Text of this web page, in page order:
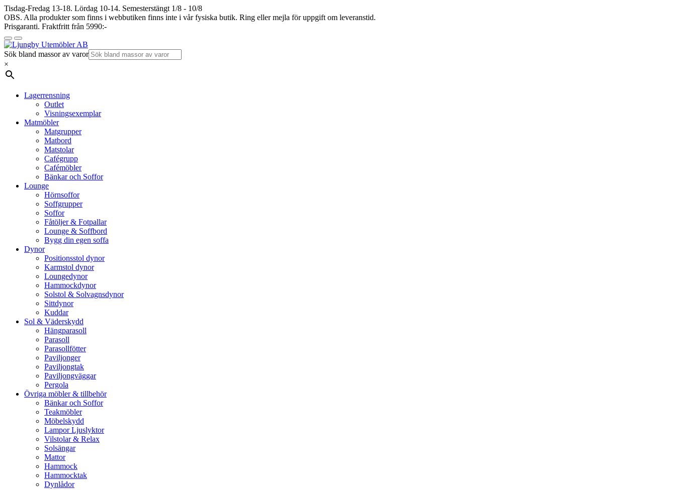
Tisdag-Fredag 13-18. Lördag 10-14. Semesterstängt 1/8 - 10/8
OBS. Alla produkter som finns i webbutiken finns inte i vår fysiska butik. Ring eller mejla för uppgift om leveranstid.
Prisgaranti. Fraktfritt från 5990:-
Sök bland massor av varor
×
Lagerrensning
Outlet
Visningsexemplar
Matmöbler
Matgrupper
Matbord
Matstolar
Cafégrupp
Cafémöbler
Bänkar och Soffor
Lounge
Hörnsoffor
Soffgrupper
Soffor
Fåtöljer & Fotpallar
Lounge & Soffbord
Bygg din egen soffa
Dynor
Positionsstol dynor
Karmstol dynor
Loungedynor
Hammockdynor
Solstol & Solvagnsdynor
Sittdynor
Kuddar
Sol & Väderskydd
Hängparasoll
Parasoll
Parasollfötter
Paviljonger
Paviljongtak
Paviljongväggar
Pergola
Övriga möbler & tillbehör
Bänkar och Soffor
Teakmöbler
Möbelskydd
Lampor Ljuslyktor
Vilstolar & Relax
Solsängar
Mattor
Hammock
Hammocktak
Dynlådor